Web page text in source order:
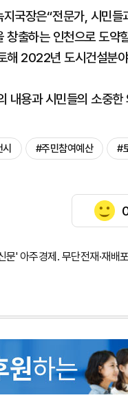
국장은“전문가, 시민
창출하는 인천으로 도약
해 2022년 도시건설분
내용과 시민들의 소중
#주민참여예산 #
' 아주경제. 무단전재·재배